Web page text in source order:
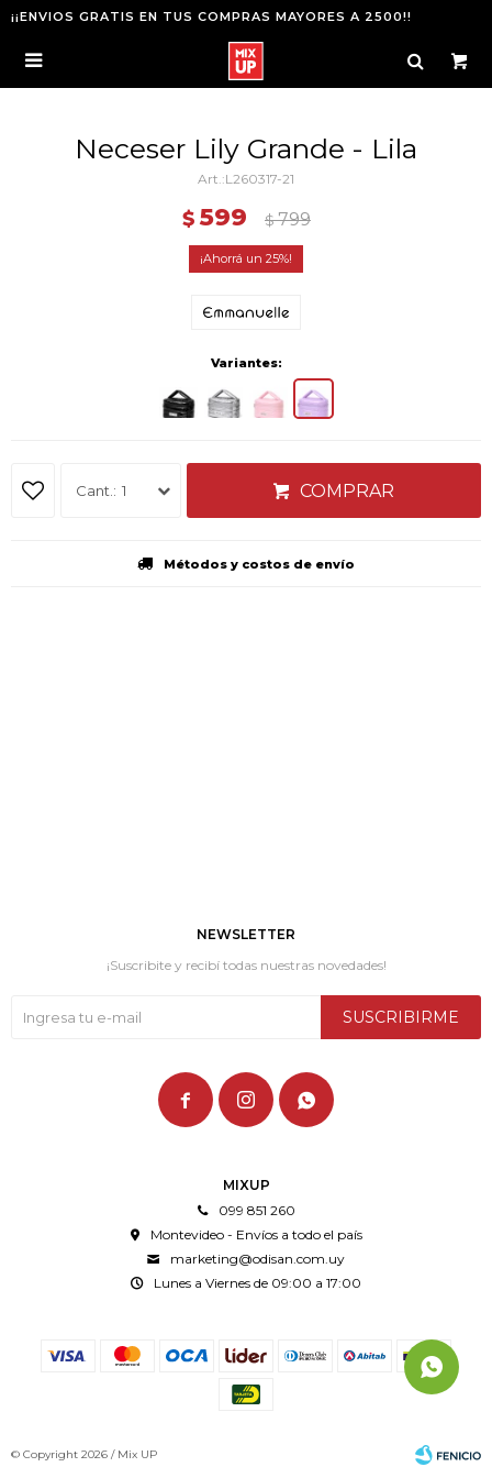
¡¡ENVIOS GRATIS EN TUS COMPRAS MAYORES A 2500!!

Neceser Lily Grande - Lila
L260317-21
$ 599 $ 799
25
Variantes:
1 COMPRAR
Métodos y costos de envío
MIXUP
099 851 260
Montevideo - Envíos a todo el país
marketing@odisan.com.uy
Lunes a Viernes de 09:00 a 17:00
NEWSLETTER
¡Suscribite y recibí todas nuestras novedades!
SUSCRIBIRME
  
© Copyright 2026 / Mix UP